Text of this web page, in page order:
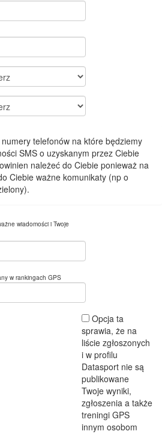
telefonów na które będziemy
SMS o uzyskanym przez Ciebie
należeć do Ciebie ponieważ na
Ciebie ważne komunikaty (np o
wiadomości i Twoje
w rankingach GPS
Opcja ta
sprawia, że na
liście zgłoszonych
i w profilu
Datasport nie są
publikowane
Twoje wyniki,
zgłoszenia a także
treningi GPS
innym osobom